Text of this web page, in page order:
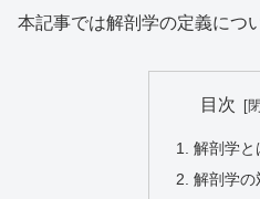
本記事では解剖学の定義につ
目次
解剖学と
解剖学の